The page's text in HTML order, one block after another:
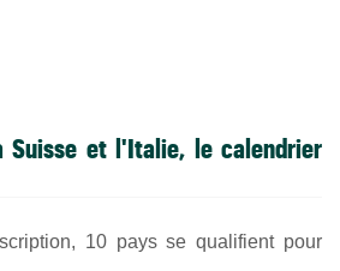
Suisse et l'Italie, le calendrier
10 pays se qualifient pour